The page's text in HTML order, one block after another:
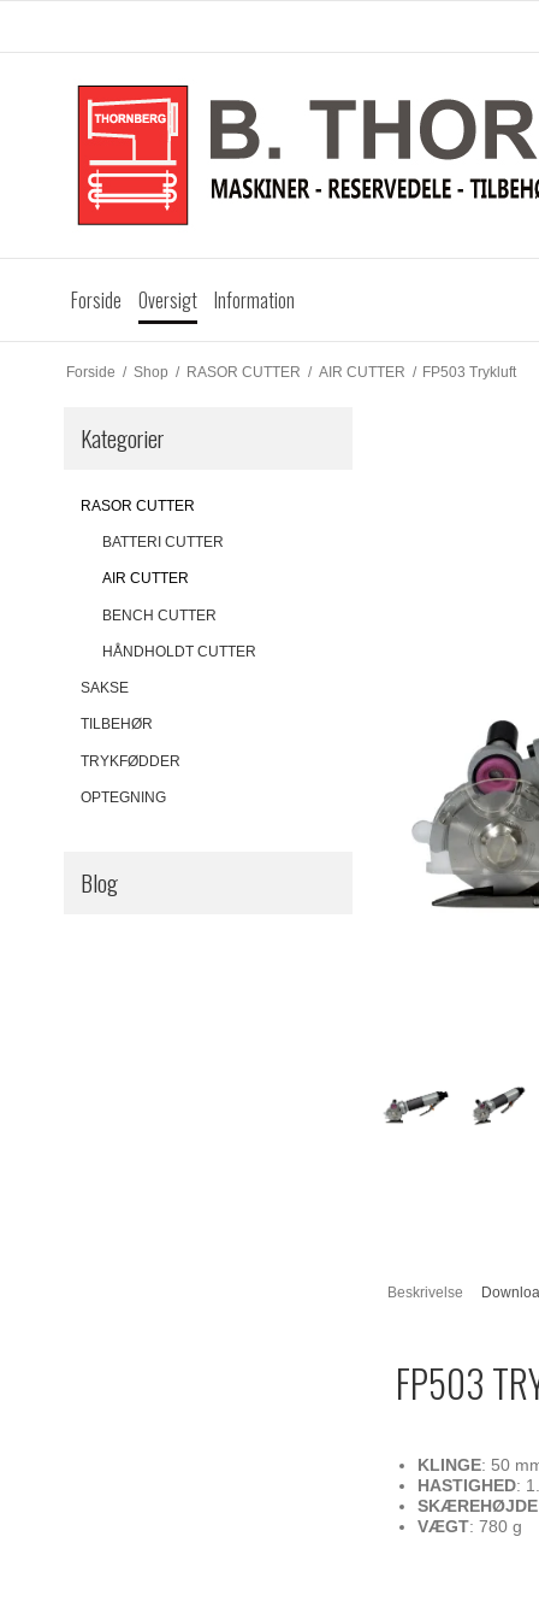
Forside Oversigt Information
Forside / Shop / RASOR CUTTER / AIR CUTTER / FP503 Trykluft
Kategorier
RASOR CUTTER
BATTERI CUTTER
AIR CUTTER
BENCH CUTTER
HÅNDHOLDT CUTTER
SAKSE
TILBEHØR
TRYKFØDDER
OPTEGNING
Blog
Beskrivelse
FP503
KLINGE: 50
HASTIGHED:
SKÆREHØJDE
VÆGT: 780 g